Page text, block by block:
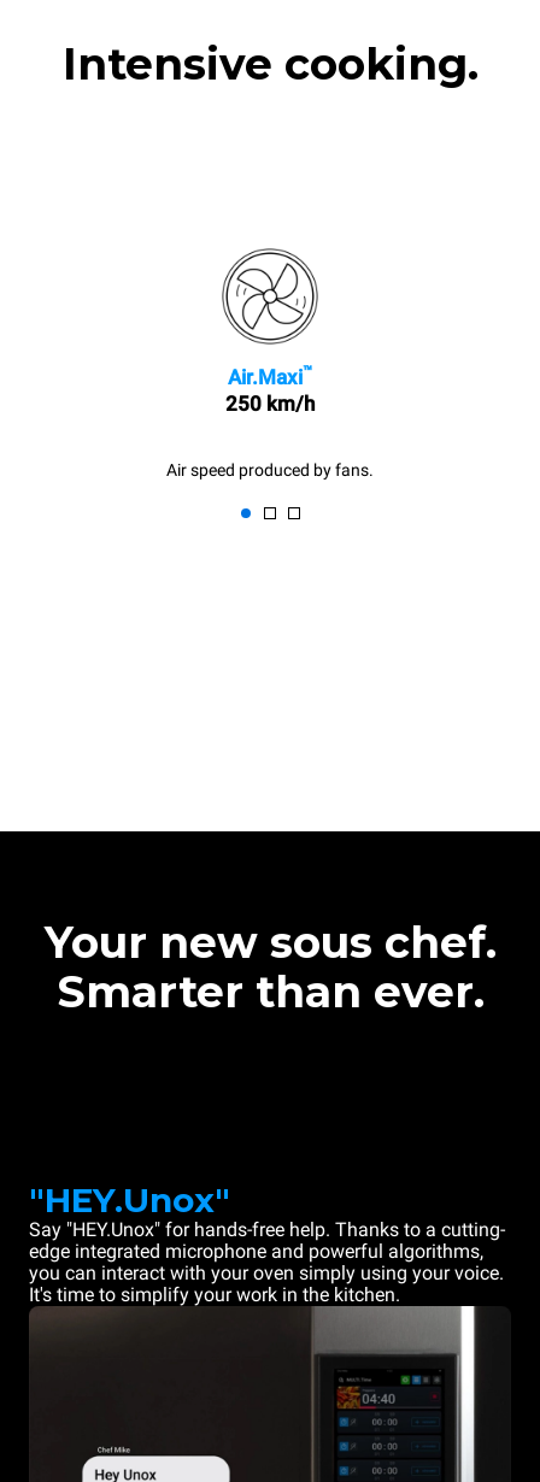
Intensive cooking.
Air.Maxi™
250 km/h
Air speed produced by fans.
Your new sous chef.
Smarter than ever.
"HEY.Unox"
Say "HEY.Unox" for hands-free help. Thanks to a cutting-
edge integrated microphone and powerful algorithms,
you can interact with your oven simply using your voice.
It's time to simplify your work in the kitchen.